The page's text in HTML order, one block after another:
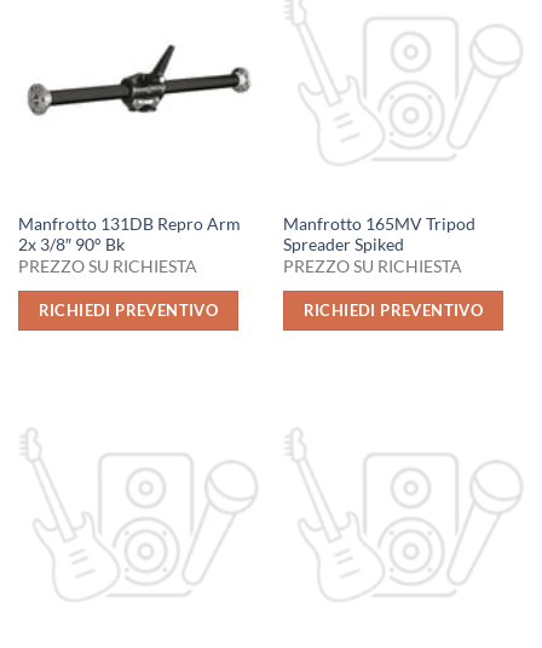
Manfrotto 131DB Repro Arm
2x 3/8″ 90° Bk
PREZZO SU RICHIESTA
RICHIEDI PREVENTIVO
Manfrotto 165MV Tripod
Spreader Spiked
PREZZO SU RICHIESTA
RICHIEDI PREVENTIVO